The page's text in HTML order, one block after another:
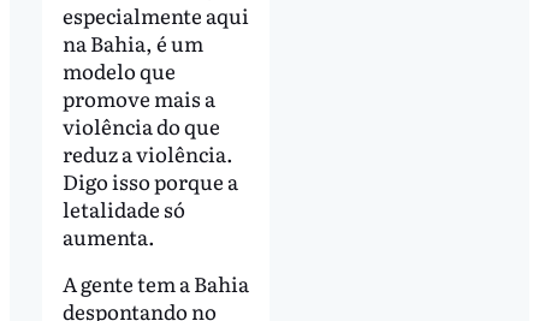
especialmente aqui
na Bahia, é um
modelo que
promove mais a
violência do que
reduz a violência.
Digo isso porque a
letalidade só
aumenta.
A gente tem a Bahia
despontando no